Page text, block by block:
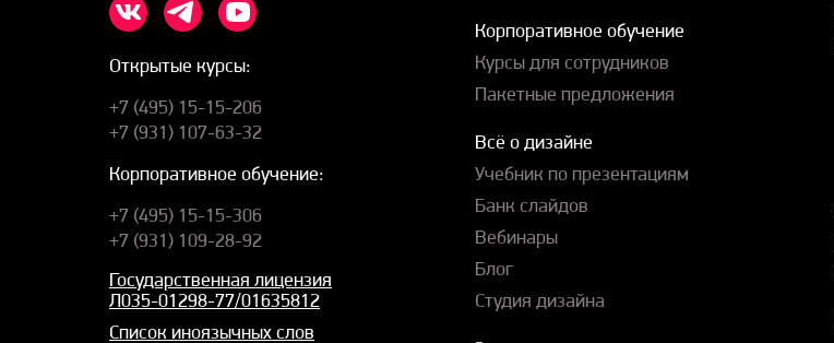
Открытые курсы:
+7 (495) 15-15-206
+7 (931) 107-63-32
Корпоративное обучение:
+7 (495) 15-15-306
+7 (931) 109-28-92
Государственная лицензия
Л035-01298-77/01635812
Список иноязычных слов
Корпоративное обучение
Курсы для сотрудников
Пакетные предложения
Всё о дизайне
Учебник по презентациям
Банк слайдов
Вебинары
Блог
Студия дизайна